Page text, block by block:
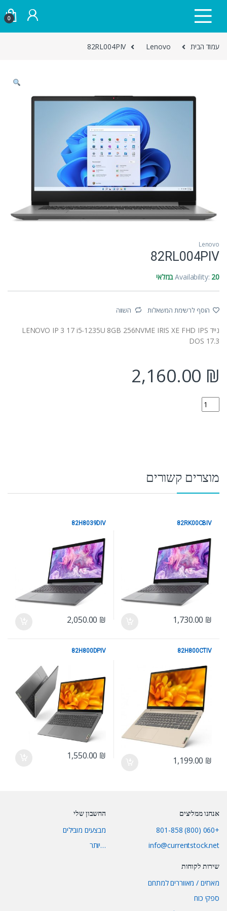
0
עמוד הבית Lenovo
82RL004PIV
Lenovo
82RL004PIV
Availability: 20 במלאי
הוסף לרשימת המשאלות השווה
נייד LENOVO IP 3 17 i5-1235U 8GB 256NVME IRIS XE FHD IPS
DOS 17.3
2,160.00 ₪
82RL004PIV quantity
מוצרים קשורים
Lenovo
82RK00CBIV
1,730.00 ₪
Lenovo
82H8039DIV
2,050.00 ₪
Lenovo
82H800CTIV
1,199.00 ₪
82H800DPIV
1,550.00 ₪
אנחנו ממליצים
+060 (800) 801-858
info@currentstock.net
החשבון שלי
מבצעים מובילים
…יותר
שירות לקוחות
מארזים / מאווררים למתחם
ספקי כוח